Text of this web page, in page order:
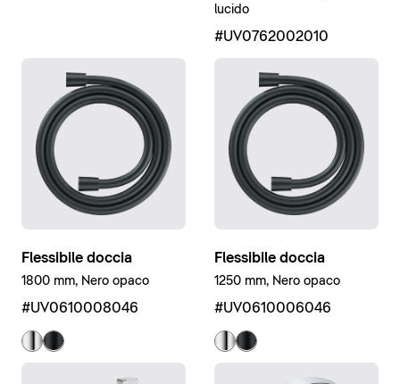
lucido
#UV0762002010
Flessibile doccia
1800 mm, Nero opaco
#UV0610008046
Flessibile doccia
1250 mm, Nero opaco
#UV0610006046